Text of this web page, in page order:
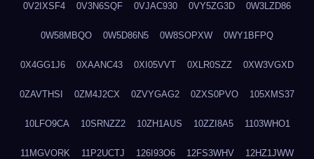
0V2IXSF4 0V3N6SQF 0VJAC930 0VY5ZG3D 0W3LZD86
0W58MBQO 0W5D86N5 0W8SOPXW 0WY1BFPQ
0X4GG1J6 0XAANC43 0XI05VVT 0XLR0SZZ 0XW3VGXD
0ZAVTHSI 0ZM4J2CX 0ZVYGAG2 0ZXS0PVO 105XMS37
10LFO9CA 10SRNZZ2 10ZH1AUS 10ZZI8A5 1103WHO1
11MGVORK 11P2UCTJ 126I93O6 12FS3WHV 12HZ1JWW